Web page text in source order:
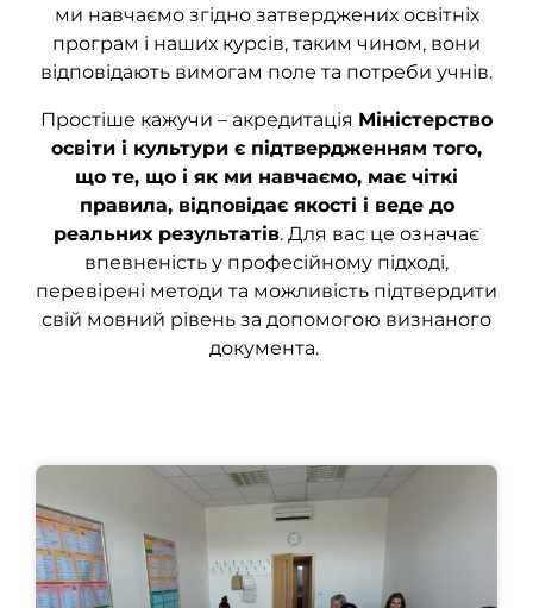
ми навчаємо згідно затверджених освітніх
програм і наших курсів, таким чином, вони
відповідають вимогам поле та потреби учнів.
Простіше кажучи – акредитація Міністерство
освіти і культури є підтвердженням того,
що те, що і як ми навчаємо, має чіткі
правила, відповідає якості і веде до
реальних результатів. Для вас це означає
впевненість у професійному підході,
перевірені методи та можливість підтвердити
свій мовний рівень за допомогою визнаного
документа.